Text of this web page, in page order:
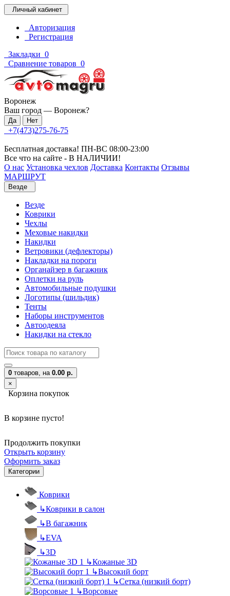
Личный кабинет
Авторизация
Регистрация
Закладки 0
Сравнение товаров 0
Воронеж
Ваш город — Воронеж?
+7(473)275-76-75
Бесплатная доставка! ПН-ВС 08:00-23:00
Все что на сайте - В НАЛИЧИИ!
О нас Установка чехлов Доставка Контакты Отзывы
МАРШРУТ
Везде
Везде
Коврики
Чехлы
Меховые накидки
Накидки
Ветровики (дефлекторы)
Накладки на пороги
Органайзер в багажник
Оплетки на руль
Автомобильные подушки
Логотипы (шильдик)
Тенты
Наборы инструментов
Автоодеяла
Накидки на стекло
0 товаров, на 0.00 р.
×
Корзина покупок
В корзине пусто!
Продолжить покупки
Открыть корзину
Оформить заказ
Категории
Коврики
↳Коврики в салон
↳В багажник
↳EVA
↳3D
↳Кожаные 3D
↳Высокий борт
↳Сетка (низкий борт)
↳Ворсовые